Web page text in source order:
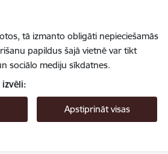
tā izmanto obligāti nepieciešamās
papildus šajā vietnē var tikt
sociālo mediju sīkdatnes.
izvēli:
Apstiprināt visas